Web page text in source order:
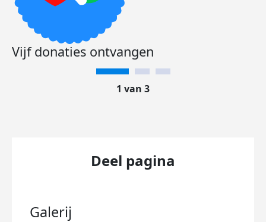
Vijf donaties ontvangen
1 van 3
Deel pagina
Galerij